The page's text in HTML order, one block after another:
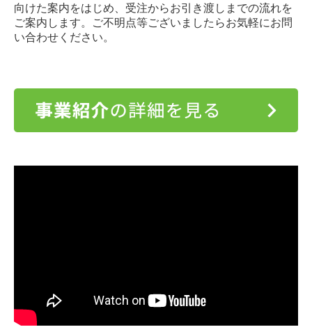
向けた案内をはじめ、受注からお引き渡しまでの流れを
ご案内します。ご不明点等ございましたらお気軽にお問
い合わせください。